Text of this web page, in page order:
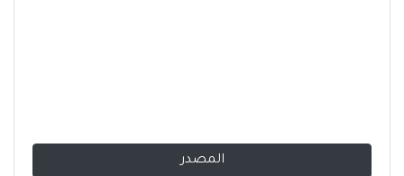
المصدر